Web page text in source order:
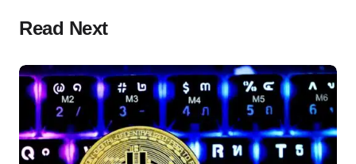
Read Next